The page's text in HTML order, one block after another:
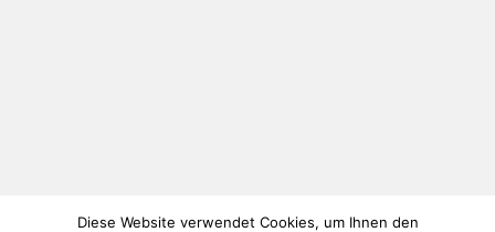
Diese Website verwendet Cookies, um Ihnen den